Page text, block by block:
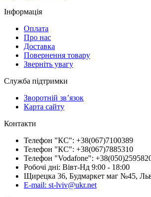
Інформація
Оплата
Про нас
Доставка
Повернення товару
Зверніть увагу
Служба підтримки
Зворотній зв’язок
Карта сайту
Контакти
Телефон "КС": +38(067)7100389
Телефон "КС": +38(067)7885310
Телефон "Vodafone":
Робочі дні: Вівт-Нд 9:00 - 18:00
Щирецка 36, Будмаркет маг №45,
E-mail: st-lviv@ukr.net